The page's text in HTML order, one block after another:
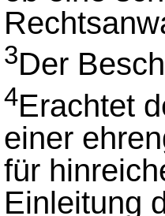
3Der
4Erachtet
einer
für
Einleitung